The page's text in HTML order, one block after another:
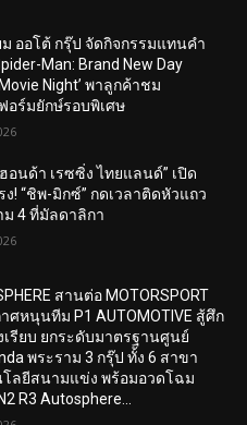
ออโต้ กรุ๊ป จัดกิจกรรมแทนคำ
Man: Brand New Day
Night’ พาลูกค้าชม
อร์มยักษ์รอบพิเศษ
อนด้า เรซซิ่ง ไทยแลนด์” เปิด
! “ชิพ-มิกซ์” กดเวลาติดหัวแถว
ม 4 ที่มัลดาลิกา
สานต่อ MOTORSPORT
าศหนุนทีม P1 AUTOMOTIVE สู้ศึก
รียบ ยกระดับมาตรฐานศูนย์
พระราม 3 กรุ๊ป ทั้ง 6 สาขา
โลยีสนามแข่ง พร้อมอวดโฉม
R3 Autosphere...